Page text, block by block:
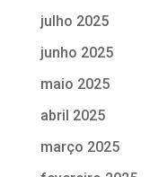
julho 2025
junho 2025
maio 2025
abril 2025
março 2025